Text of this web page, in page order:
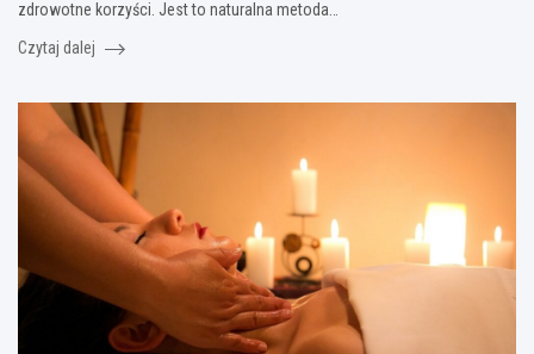
zdrowotne korzyści. Jest to naturalna metoda…
Czytaj dalej